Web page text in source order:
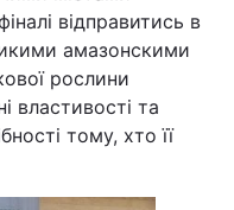
відправитись в
амазонскими
рослини
властивості та
тому, хто її